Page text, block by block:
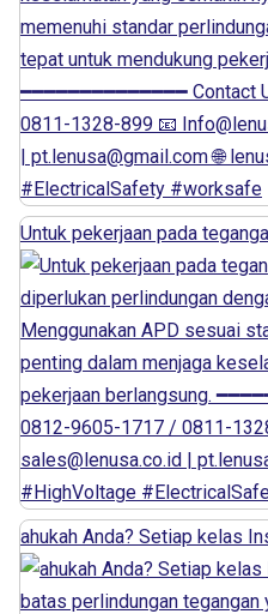
Untuk pekerjaan pada
ahukah Anda? Setiap kelas